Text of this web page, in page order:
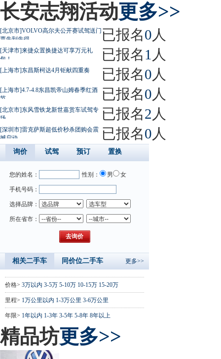
长安志翔活动更多>>
[北京市]VOLVO高尔夫公开赛试驾送门
票先到先得
已报名0 人
[天津市]来捷众置换捷达可享万元礼
包！
已报名1 人
[上海市]东昌斯柯达4月钜献四重奏 已报名0 人
[上海市]4.7-4.8东昌凯帝山姆春季红酒
节
已报名0 人
[北京市]东风雪铁龙新世嘉赏车试驾专
场
已报名2 人
[深圳市]雷克萨斯超低价秒杀团购会震
撼启动
已报名0 人
询价 试驾 预订 置换
您的姓名： 性别： 男 女
手机号码：
选择品牌：
所在省市：
相关二手车 同价位二手车 更多>>
价格> 3万以内 3-5万 5-10万 10-15万 15-20万
里程> 1万公里以内 1-3万公里 3-6万公里
年限> 1年以内 1-3年 3-5年 5-8年 8年以上
精品坊更多>>